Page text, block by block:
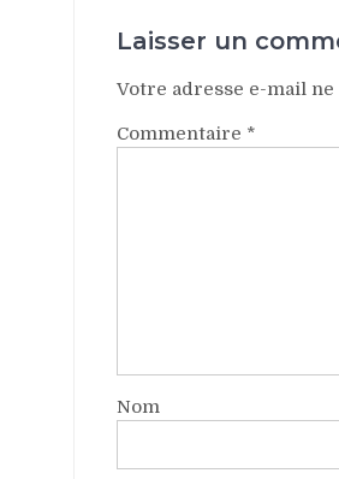
Laisser un
Votre adresse e-mail ne
Commentaire *
Nom